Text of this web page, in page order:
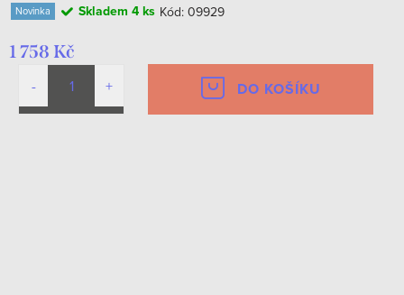
Novinka Skladem 4 ks Kód: 09929
1 758 Kč
DO KOŠÍKU